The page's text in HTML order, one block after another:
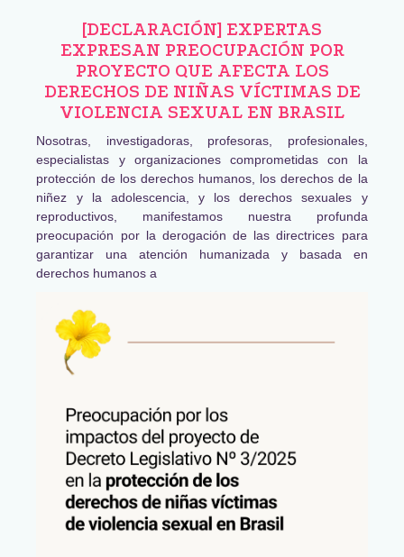
[DECLARACIÓN] EXPERTAS
EXPRESAN PREOCUPACIÓN POR
PROYECTO QUE AFECTA LOS
DERECHOS DE NIÑAS VÍCTIMAS DE
VIOLENCIA SEXUAL EN BRASIL
Nosotras, investigadoras, profesoras, profesionales,
especialistas y organizaciones comprometidas con la
protección de los derechos humanos, los derechos de la
niñez y la adolescencia, y los derechos sexuales y
reproductivos, manifestamos nuestra profunda
preocupación por la derogación de las directrices para
garantizar una atención humanizada y basada en
derechos humanos a